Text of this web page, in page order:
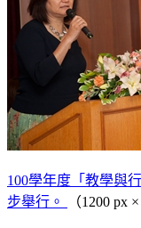
100學年度「教學與
步舉行。
（1200 px